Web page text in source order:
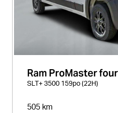
Ram ProMaster
SLT+ 3500 159po (22H)
505 km